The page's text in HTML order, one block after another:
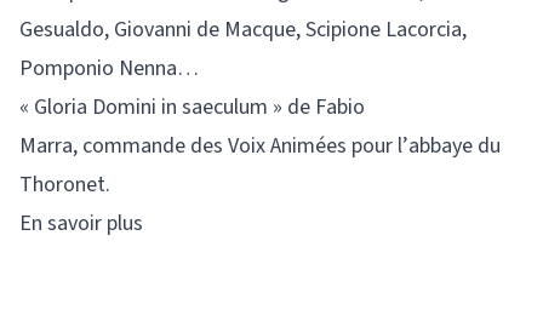
Gesualdo, Giovanni de Macque, Scipione Lacorcia,
Pomponio Nenna…
« Gloria Domini in saeculum » de Fabio
Marra, commande des Voix Animées pour l’abbaye du
Thoronet.
En savoir plus